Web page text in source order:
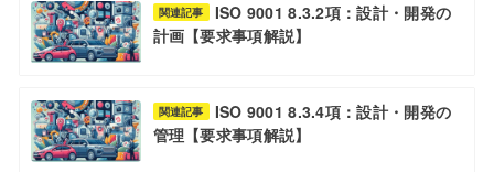
関連記事
ISO 9001 8.3.2項：設計・開発の
計画【要求事項解説】
関連記事
ISO 9001 8.3.4項：設計・開発の
管理【要求事項解説】